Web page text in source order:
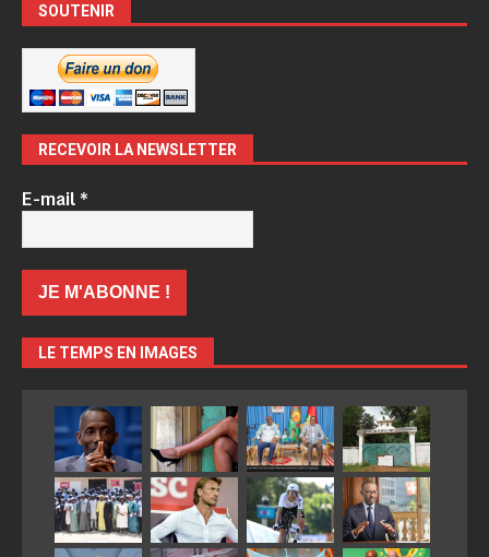
SOUTENIR
RECEVOIR LA NEWSLETTER
E-mail*
LE TEMPS EN IMAGES